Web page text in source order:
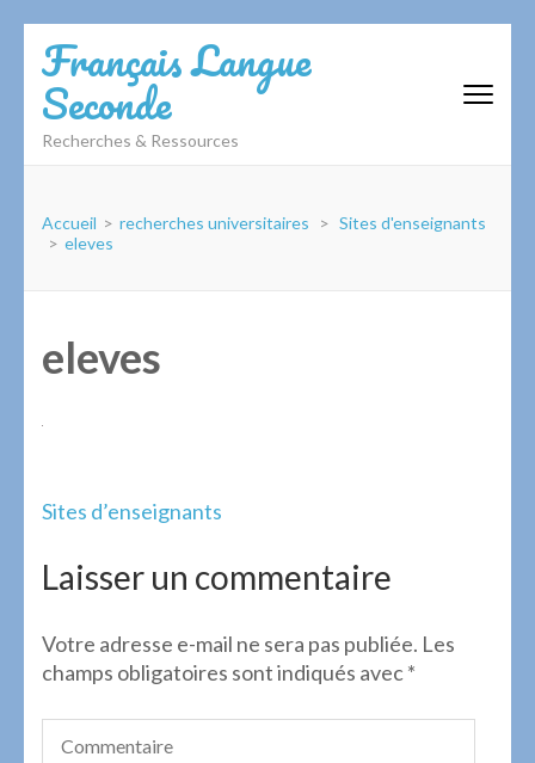
au
contenu
(Pressez
Entrée)
Français Langue
Seconde
Recherches & Ressources
Accueil > recherches universitaires > Sites d'enseignants
> eleves
eleves
Navigation
l’article
Sites d’enseignants
Laisser un commentaire
Votre adresse e-mail ne sera pas publiée. Les
champs obligatoires sont indiqués avec*